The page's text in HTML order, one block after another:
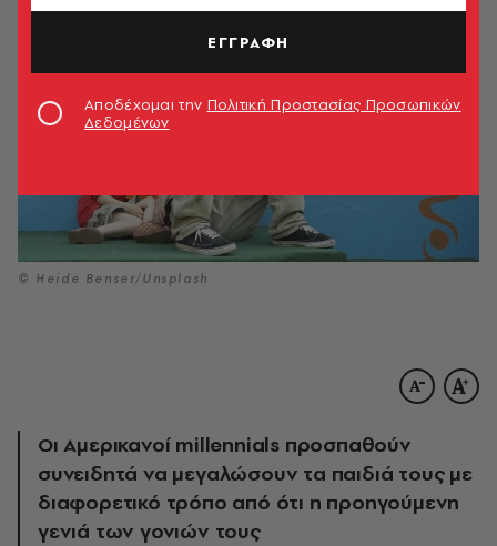
© Heide Benser/Unsplash
Οι Αμερικανοί millennials προσπαθούν
συνειδητά να μεγαλώσουν τα παιδιά τους με
διαφορετικό τρόπο από ότι η προηγούμενη
γενιά των γονιών τους
ΕΓΓΡΑΦΗ
Αποδέχομαι την Πολιτική Προστασίας Προσωπικών
Δεδομένων